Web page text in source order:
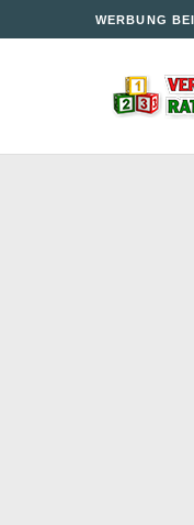
WERBUNG